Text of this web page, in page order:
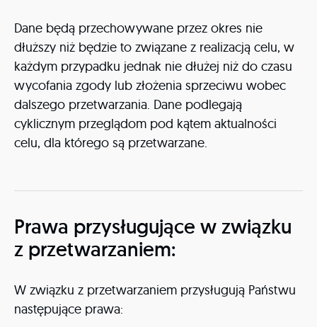
Dane będą przechowywane przez okres nie
dłuższy niż będzie to związane z realizacją celu, w
każdym przypadku jednak nie dłużej niż do czasu
wycofania zgody lub złożenia sprzeciwu wobec
dalszego przetwarzania. Dane podlegają
cyklicznym przeglądom pod kątem aktualności
celu, dla którego są przetwarzane.
Prawa przysługujące w związku
z przetwarzaniem:
W związku z przetwarzaniem przysługują Państwu
następujące prawa: